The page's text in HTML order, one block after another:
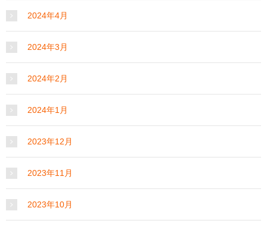
2024年4月
2024年3月
2024年2月
2024年1月
2023年12月
2023年11月
2023年10月